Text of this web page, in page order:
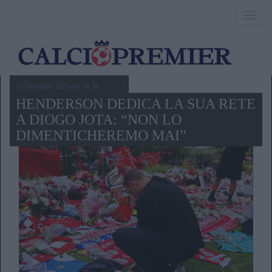
15 Dicembre 2025,ore 14.38
HENDERSON DEDICA LA SUA RETE
A DIOGO JOTA: “NON LO
DIMENTICHEREMO MAI”